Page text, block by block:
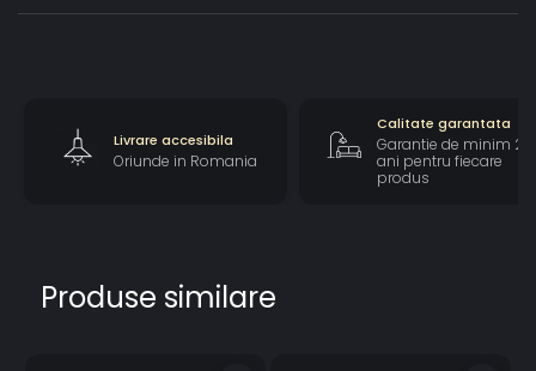
Livrare accesibila
Oriunde in Romania
Calitate garantata
Garantie de minim 2
ani pentru fiecare
produs
Produse similare